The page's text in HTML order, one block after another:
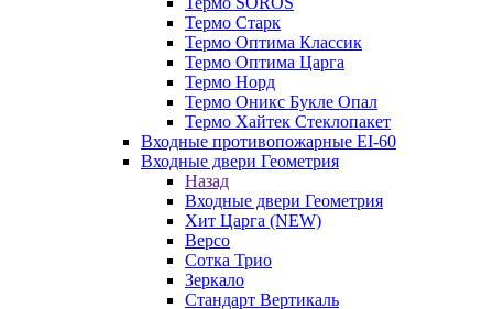
Термо Старк
Термо Оптима Классик
Термо Оптима Царга
Термо Норд
Термо Оникс Букле Опал
Термо Хайтек Стеклопакет
Входные противопожарные EI-60
Входные двери Геометрия
Назад
Входные двери Геометрия
Хит Царга (NEW)
Версо
Сотка Трио
Зеркало
Стандарт Вертикаль